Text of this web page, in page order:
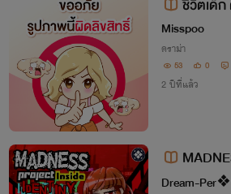
Misspoo
ดราม่า
53 0
2 ปีที่แล้ว
entiny
Dream-